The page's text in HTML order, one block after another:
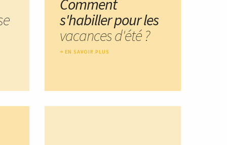
Comment
s'habiller pour les
vacances d'été ?
EN SAVOIR PLUS